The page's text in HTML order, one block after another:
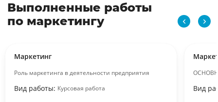
Выполненные работы
по маркетингу
Маркетинг
Роль маркетинга в деятельности предприятия
Вид работы: Курсовая работа
Вид